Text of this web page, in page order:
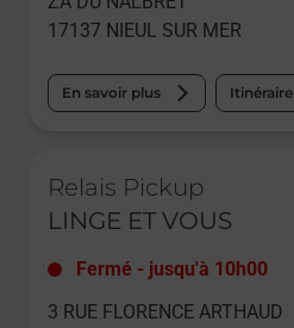
17137 NIEUL SUR MER
En savoir plus Itinéraire
Relais Pickup
LINGE ET VOUS
Fermé - jusqu'à 10h00
3 RUE FLORENCE ARTHAUD